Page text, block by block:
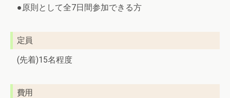
●原則として全7日間参加できる方
定員
(先着)15名程度
費用